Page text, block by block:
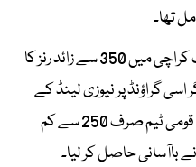
تھا۔
پاکستان نے جنوبی افریقہ کے خلاف کراچی میں 350 سے زائد رنز کا
گراؤنڈ پر نیوزی لینڈ کے
خلاف بیٹنگ کا فیصلہ کرتے ہوئے قومی ٹیم صرف 250 سے کم
باآسانی حاصل کر لیا۔